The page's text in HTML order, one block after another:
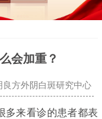
会加重？
良方外阴白斑研究中心
多来看诊的患者都表